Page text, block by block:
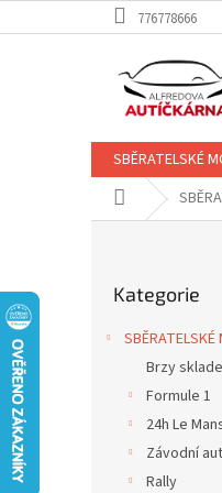
na
776778666
SBĚRATELSKÉ
Domů
kategorie
Kategorie
SBĚRATELSKÉ
Brzy
Formule 1
24h Le
Závodní
Rally